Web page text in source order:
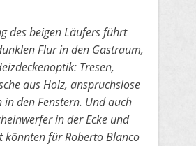
des beigen Läufers führt
​Flur in den Gastraum,
Tresen,
aus Holz, anspruchslose
den Fenstern. ​Und auch
in der Ecke und
könnten für Roberto Blanco